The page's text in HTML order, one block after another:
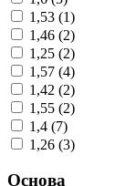
1,53 (1)
1,46 (2)
1,25 (2)
1,57 (4)
1,42 (2)
1,55 (2)
1,4 (7)
1,26 (3)
Основа